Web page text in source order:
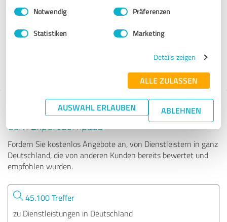
Impressum Datenschutzbestimmungen
Einwilligungsauswahl
Notwendig Präferenzen
Statistiken Marketing
Details zeigen
ALLE ZULASSEN
AUSWAHL ERLAUBEN ABLEHNEN
Easy-Tutor
Tipp: Die passenden Experten finden - mit
dem ExpertCompass
Fordern Sie kostenlos Angebote an, von Dienstleistern in ganz
Deutschland, die von anderen Kunden bereits bewertet und
empfohlen wurden.
45.100 Treffer
zu Dienstleistungen in Deutschland